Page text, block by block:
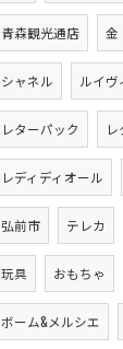
青森観光通店 金
シャネル ルイヴ
レターパック
レディディオール
弘前市 テレカ
玩具 おもちゃ
ボーム&メルシエ